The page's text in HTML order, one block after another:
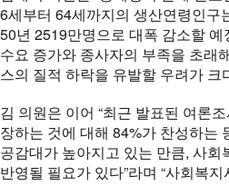
6세부터 64세까지의 생산연령인구
50년 2519만명으로 대폭 감소할 예
수요 증가와 종사자의 부족을 초래
스의 질적 하락을 유발할 우려가 크
김 의원은 이어 “최근 발표된 여론
장하는 것에 대해 84%가 찬성하는
공감대가 높아지고 있는 만큼, 사
반영될 필요가 있다”라며 “사회복